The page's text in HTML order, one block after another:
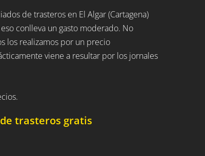
de trasteros en El Algar (Cartagena)
conlleva un gasto moderado. No
los realizamos por un precio
viene a resultar por los jornales
trasteros gratis